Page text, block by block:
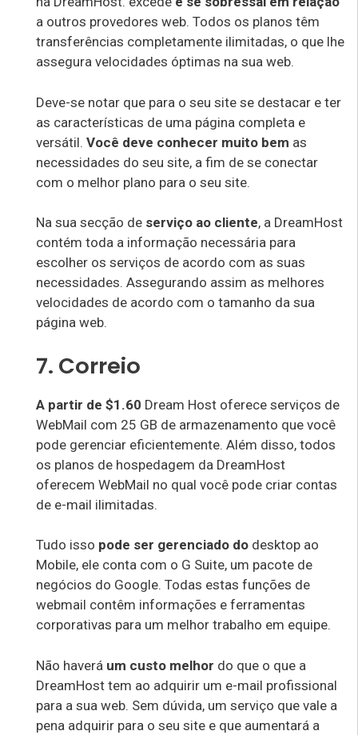
a outros provedores web. Todos os planos têm
transferências completamente ilimitadas, o que lhe
assegura velocidades óptimas na sua web.
Deve-se notar que para o seu site se destacar e ter
as características de uma página completa e
versátil. Você deve conhecer muito bem as
necessidades do seu site, a fim de se conectar
com o melhor plano para o seu site.
Na sua secção de serviço ao cliente, a DreamHost
contém toda a informação necessária para
escolher os serviços de acordo com as suas
necessidades. Assegurando assim as melhores
velocidades de acordo com o tamanho da sua
página web.
7. Correio
A partir de $1.60 Dream Host oferece serviços de
WebMail com 25 GB de armazenamento que você
pode gerenciar eficientemente. Além disso, todos
os planos de hospedagem da DreamHost
oferecem WebMail no qual você pode criar contas
de e-mail ilimitadas.
Tudo isso pode ser gerenciado do desktop ao
Mobile, ele conta com o G Suite, um pacote de
negócios do Google. Todas estas funções de
webmail contêm informações e ferramentas
corporativas para um melhor trabalho em equipe.
Não haverá um custo melhor do que o que a
DreamHost tem ao adquirir um e-mail profissional
para a sua web. Sem dúvida, um serviço que vale a
pena adquirir para o seu site e que aumentará a